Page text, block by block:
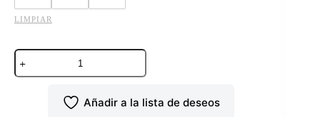
LIMPIAR
SOMBRERO
ROCHA
HATS
Añadir a la lista de deseos